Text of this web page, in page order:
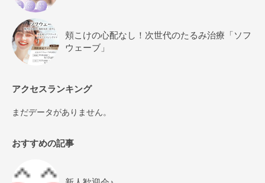
頬こけの心配なし！次世代のたるみ治療「ソフ
ウェーブ」
アクセスランキング
まだデータがありません。
おすすめの記事